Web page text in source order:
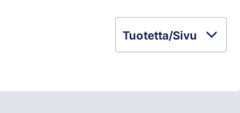
Tuotetta/Sivu